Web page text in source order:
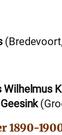
1890-